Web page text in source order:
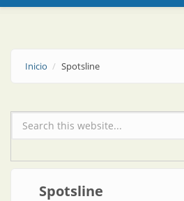
Inicio Spotsline
Formulario de búsqueda
Spotsline